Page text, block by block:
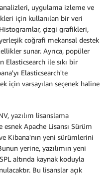
uygulama izleme ve
için kullanılan bir veri
çizgi grafikleri,
coğrafi mekansal destek
sunar. Ayrıca, popüler
Elasticsearch ile sıkı bir
Elasticsearch'te
için varsayılan seçenek haline
yazılım lisanslama
Apache Lisansı Sürüm
Kibana'nın yeni sürümlerini
yerine, yazılımın yeni
altında kaynak koduyla
Bu lisanslar açık